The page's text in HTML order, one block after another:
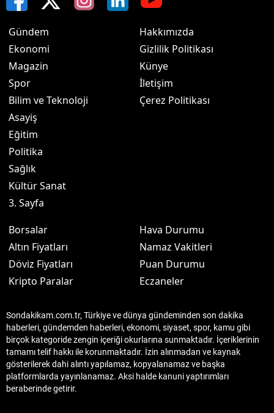
Gündem
Ekonomi
Magazin
Spor
Bilim ve Teknoloji
Asayiş
Eğitim
Politika
Sağlık
Kültür Sanat
3. Sayfa
Hakkımızda
Gizlilik Politikası
Künye
İletişim
Çerez Politikası
Borsalar
Altın Fiyatları
Döviz Fiyatları
Kripto Paralar
Hava Durumu
Namaz Vakitleri
Puan Durumu
Eczaneler
Sondakikam.com.tr, Türkiye ve dünya gündeminden son dakika
haberleri, gündemden haberleri, ekonomi, siyaset, spor, kamu gibi
birçok kategoride zengin içeriği okurlarına sunmaktadır. İçeriklerinin
tamamı telif hakkı ile korunmaktadır. İzin alınmadan ve kaynak
gösterilerek dahi alıntı yapılamaz, kopyalanamaz ve başka
platformlarda yayınlanamaz. Aksi halde kanuni yaptırımları
beraberinde getirir.